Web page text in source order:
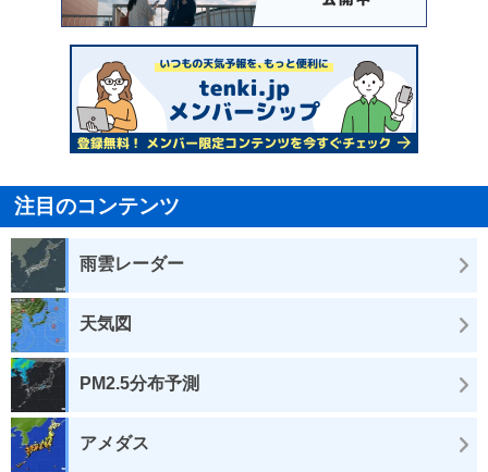
注目のコンテンツ
雨雲レーダー
天気図
PM2.5分布予測
アメダス